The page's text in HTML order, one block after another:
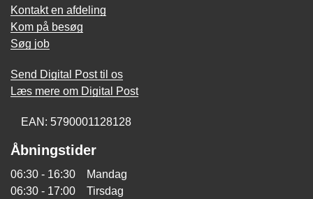
Kontakt en afdeling
Kom på besøg
Søg job
Send Digital Post til os
Læs mere om Digital Post
EAN: 5790001128128
Åbningstider
06:30 - 16:30 Mandag
06:30 - 17:00 Tirsdag